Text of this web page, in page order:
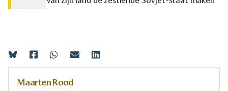
Maarten Rood